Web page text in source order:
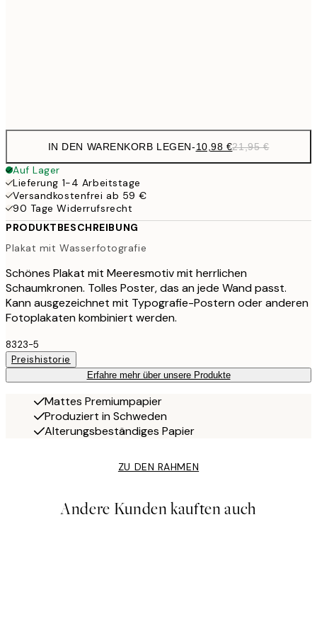
IN DEN WARENKORB LEGEN-10,98 €21,95 €
Auf Lager
Lieferung 1-4 Arbeitstage
Versandkostenfrei ab 59 €
90 Tage Widerrufsrecht
PRODUKTBESCHREIBUNG
Plakat mit Wasserfotografie
Schönes Plakat mit Meeresmotiv mit herrlichen
Schaumkronen. Tolles Poster, das an jede Wand passt.
Kann ausgezeichnet mit Typografie-Postern oder anderen
Fotoplakaten kombiniert werden.
8323-5
Preishistorie
Erfahre mehr über unsere Produkte
Mattes Premiumpapier
Produziert in Schweden
Alterungsbeständiges Papier
ZU DEN RAHMEN
Andere Kunden kauften auch